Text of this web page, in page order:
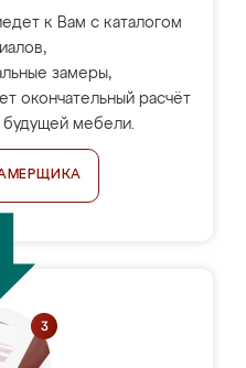
к Вам с каталогом
замеры,
окончательный расчёт
мебели.